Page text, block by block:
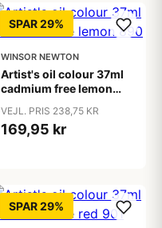
SPAR 29%
WINSOR NEWTON
Artist's oil colour 37ml
cadmium free lemon
VEJL. PRIS 238,75 KR
169,95 kr
SPAR 29%